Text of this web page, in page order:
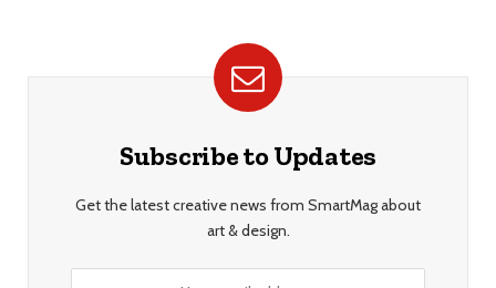
Subscribe to Updates
Get the latest creative news from SmartMag about
art & design.